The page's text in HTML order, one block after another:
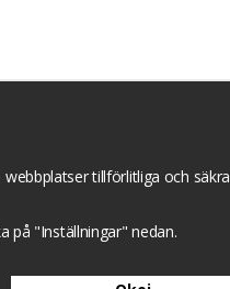
tillförlitliga och
på "Inställningar" nedan.